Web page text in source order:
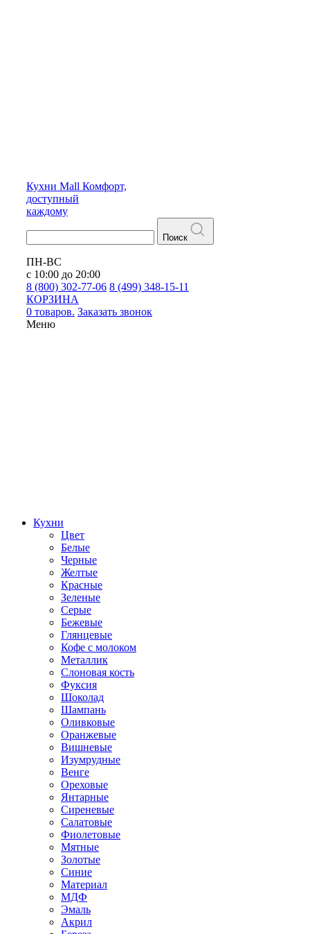
Кухни Mall Комфорт,
доступный
каждому
Поиск
ПН-ВС
с 10:00 до 20:00
8 (800) 302-77-06 8 (499) 348-15-11
КОРЗИНА
0 товаров. Заказать звонок
Меню
Кухни
Цвет
Белые
Черные
Желтые
Красные
Зеленые
Серые
Бежевые
Глянцевые
Кофе с молоком
Металлик
Слоновая кость
Фуксия
Шоколад
Шампань
Оливковые
Оранжевые
Вишневые
Изумрудные
Венге
Ореховые
Янтарные
Сиреневые
Салатовые
Фиолетовые
Мятные
Золотые
Синие
Материал
МДФ
Эмаль
Акрил